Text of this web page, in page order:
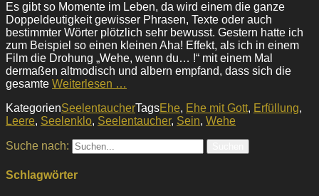
Es gibt so Momente im Leben, da wird einem die ganze
Doppeldeutigkeit gewisser Phrasen, Texte oder auch
bestimmter Wörter plötzlich sehr bewusst. Gestern hatte ich
zum Beispiel so einen kleinen Aha! Effekt, als ich in einem
Film die Drohung „Wehe, wenn du… !“ mit einem Mal
dermaßen altmodisch und albern empfand, dass sich die
gesamte Weiterlesen …
KategorienSeelentaucherTagsEhe, Ehe mit Gott, Erfüllung,
Leere, Seelenklo, Seelentaucher, Sein, Wehe
Suche nach:
Schlagwörter